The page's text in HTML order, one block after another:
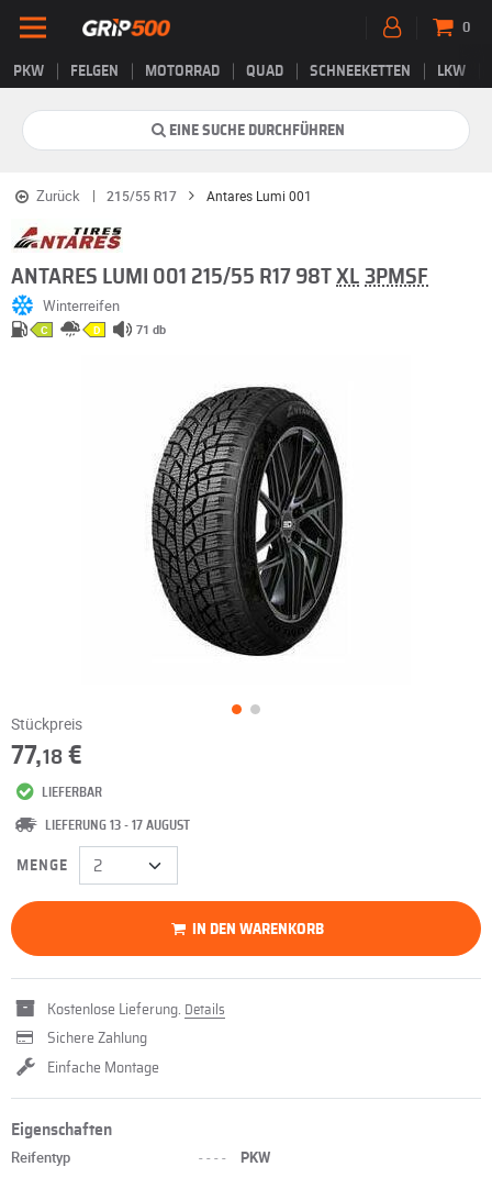
PKW FELGEN MOTORRAD QUAD SCHNEEKETTEN LKW
0
EINE SUCHE DURCHFÜHREN
Zurück 215/55 R17 Antares Lumi 001
ANTARES LUMI 001 215/55 R17 98T XL 3PMSF
Winterreifen
C D 71 db
Stückpreis
77,18 €
LIEFERBAR
LIEFERUNG 13 - 17 AUGUST
MENGE
IN DEN WARENKORB
Kostenlose Lieferung. Details
Sichere Zahlung
Einfache Montage
Eigenschaften
Reifentyp ----
PKW